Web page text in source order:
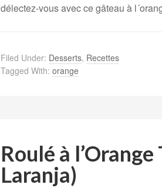
délectez-vous avec ce gâteau à
Filed Under: Desserts, Recettes
Tagged With: orange
Roulé à
Laranja)